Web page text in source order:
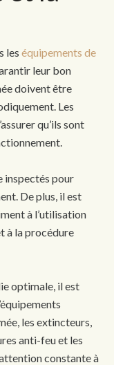
les équipements de
leur bon
doivent être
Les
qu’ils sont
inspectés pour
De plus, il est
à l’utilisation
à la procédure
optimale, il est
les extincteurs,
anti-feu et les
constante à